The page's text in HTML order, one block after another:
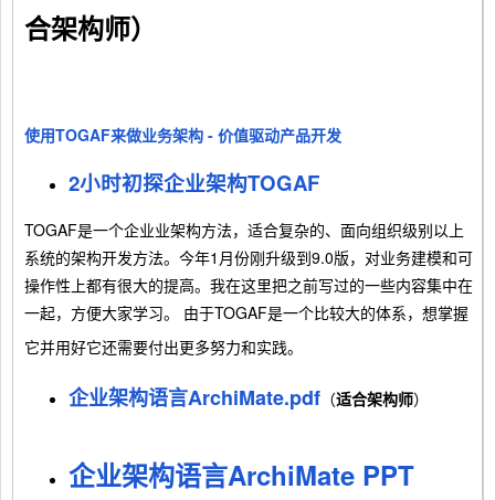
合架构师）
使用TOGAF来做业务架构 - 价值驱动产品开发
2小时初探企业架构TOGAF
TOGAF是一个企业业架构方法，适合复杂的、面向组织级别以上
系统的架构开发方法。今年1月份刚升级到9.0版，对业务建模和可
操作性上都有很大的提高。我在这里把之前写过的一些内容集中在
一起，方便大家学习。 由于TOGAF是一个比较大的体系，想掌握
它并用好它还需要付出更多努力和实践。
企业架构语言ArchiMate.pdf （适合架构师）
企业架构语言ArchiMate PPT